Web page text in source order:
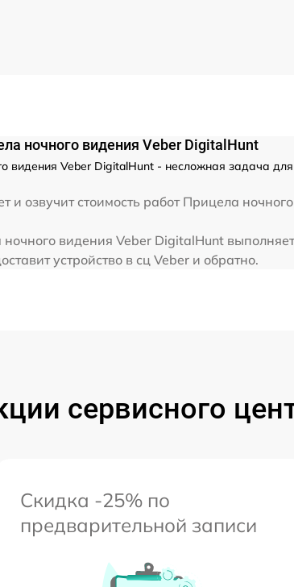
ночного видения Veber DigitalHunt
видения Veber DigitalHunt - несложная задача
и озвучит стоимость работ Прицела
видения Veber DigitalHunt
устройство в сц Veber и обратно.
сервисного
Скидка -25% по
предварительной записи